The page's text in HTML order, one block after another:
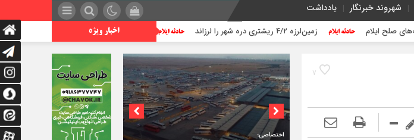
شهروند خبرنگار یادداشت
اخبار ویژه زمین‌لرزه ۴/۲ ریشتری دره شهر را لرزاند تراژدی آب‌های ایلام؛ زنگ خطر افزایش غرق شدگی ها
۷
اختصاصی؛